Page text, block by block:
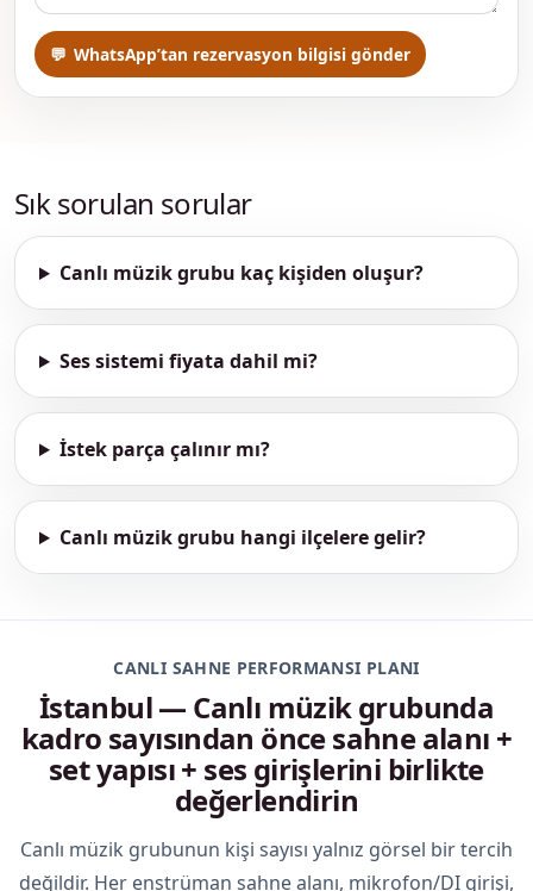
WhatsApp’tan rezervasyon bilgisi gönder
Sık sorulan sorular
Canlı müzik grubu kaç kişiden oluşur?
Ses sistemi fiyata dahil mi?
İstek parça çalınır mı?
Canlı müzik grubu hangi ilçelere gelir?
CANLI SAHNE PERFORMANSI PLANI
İstanbul — Canlı müzik grubunda
kadro sayısından önce sahne alanı +
set yapısı + ses girişlerini birlikte
değerlendirin
Canlı müzik grubunun kişi sayısı yalnız görsel bir tercih
değildir. Her enstrüman sahne alanı, mikrofon/DI girişi,